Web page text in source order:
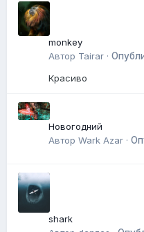
monkey
Автор Tairar ·
Красиво
Новогодний
Автор Wark Azar ·
shark